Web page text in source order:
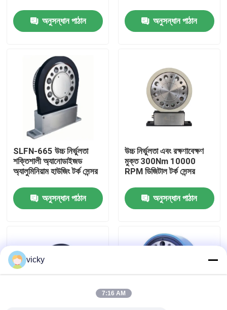
আমাদের সম্বন্ধে
কারখানা ভ্রমণ
যোগাযোগ করুন
খবর
টর্ক ডায়নামিটার
অনুসন্ধান পাঠান অনুসন্ধান পাঠান
SLFN-665 উচ্চ নির্ভুলতা
শক্তিশালী অ্যানোডাইজড
অ্যালুমিনিয়াম হাউজিং টর্ক সেন্সর
অনুসন্ধান পাঠান
উচ্চ নির্ভুলতা এবং রক্ষণাবেক্ষণ
মুক্ত 300Nm 10000
RPM ডিজিটাল টর্ক সেন্সর
অনুসন্ধান পাঠান
vicky
7:16 AM